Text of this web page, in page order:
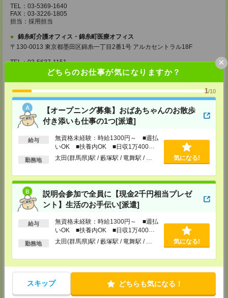
どちらのお仕事が気になりますか？
1/10
【オープニング募集】おばあちゃんのお散歩
付き添いも仕事の1つ[派遣]
給与
無資格未経験：時給1300円～ ■週払
いOK ■扶養内OK ■日収1万400円
以上
勤務地 太田(群馬県)駅 / 藪塚駅 / 竜舞駅 / … 気になる!
説明会参加で全員に【現金2千円相当プレゼ
ント】生活のお手伝い[派遣]
給与
無資格未経験：時給1300円～ ■週払
いOK ■扶養内OK ■日収1万400円
以上
勤務地 太田(群馬県)駅 / 藪塚駅 / 竜舞駅 / … 気になる!
スキップ どちらも気になる！
×
TEL：03-5369-1640
FAX：03-3226-1805
担当：採用担当
錦糸町介護オフィス・錦糸町医療オフィス
〒130-0013 東京都墨田区錦糸一丁目2番1号 アルカセントラル18F
TEL：03-5637-1151
FAX：03-5637-1388
担当：採用担当
西東京医療オフィス
〒180-0004 東京都武蔵野市吉祥寺本町1丁目14番5号 吉祥寺本町ビル5F
TEL：0422-23-0901
FAX：0422-23-0905
町田介護オフィス
〒194-0022 東京都町田市森野1丁目36番14号 ビオレ町田ビル3F
TEL：042-728-3021
FAX：042-728-3025
担当：採用担当
川崎医療オフィス・横浜医療オフィス
TEL：044-233-3501
FAX：044-233-4305
担当：採用担当者
5F
TEL：045-320-1901
FAX：044-233-4305
担当：採用担当者